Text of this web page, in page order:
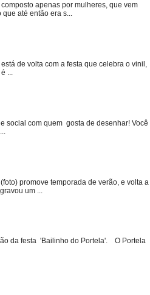
apenas por mulheres, que vem
até então era s...
de volta com a festa que celebra o vinil,
...
social com quem gosta de desenhar! Você
promove temporada de verão, e volta a
um ...
da festa 'Bailinho do Portela'. O Portela